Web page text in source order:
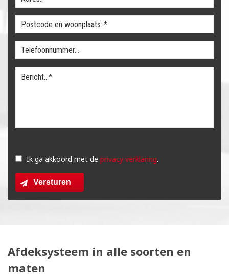
dit
veld
leeg
Ik ga akkoord met de privacy verklaring.
Versturen
Afdeksysteem in alle soorten en
maten